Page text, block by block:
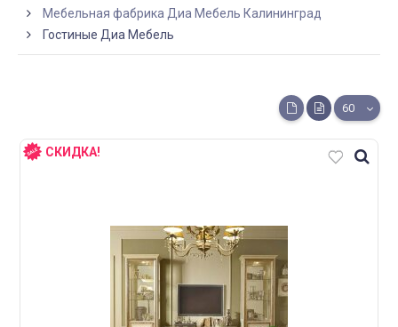
Мебельная фабрика Диа Мебель Калининград
Гостиные Диа Мебель
60
СКИДКА!